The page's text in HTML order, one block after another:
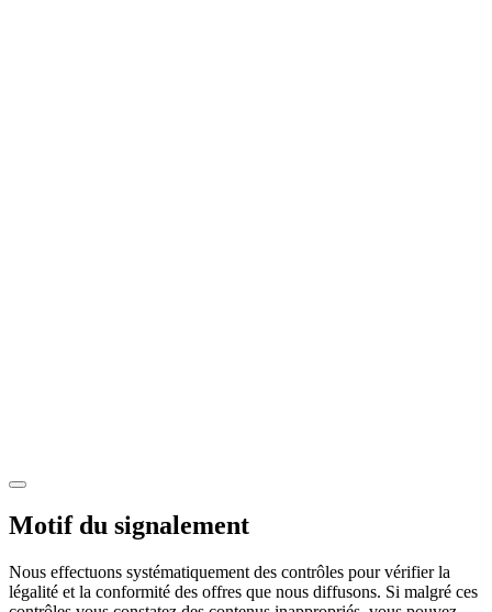
Motif du signalement
Nous effectuons systématiquement des contrôles pour vérifier la
légalité et la conformité des offres que nous diffusons. Si malgré ces